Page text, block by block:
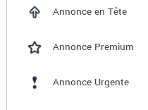
Annonce en Tête
Annonce Premium
Annonce Urgente